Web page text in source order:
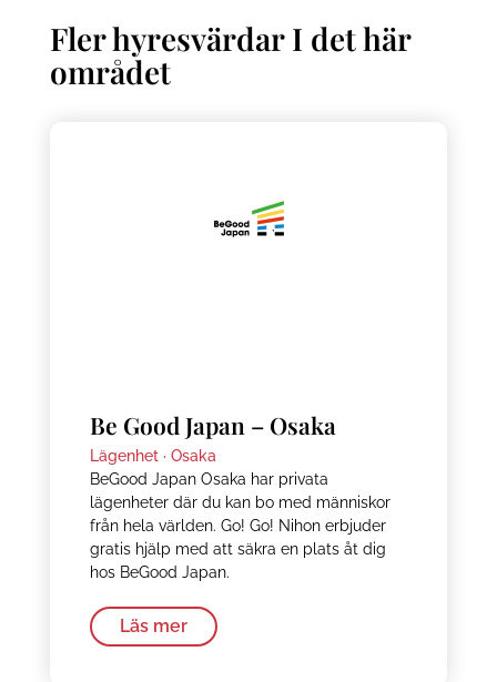
Fler hyresvärdar I det här
området
Be Good Japan – Osaka
Lägenhet · Osaka
BeGood Japan Osaka har privata
lägenheter där du kan bo med människor
från hela världen. Go! Go! Nihon erbjuder
gratis hjälp med att säkra en plats åt dig
hos BeGood Japan.
Läs mer